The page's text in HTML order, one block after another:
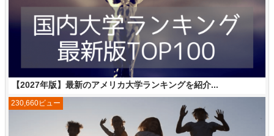
【2027年版】最新のアメリカ大学ランキングを紹介...
230,660ビュー